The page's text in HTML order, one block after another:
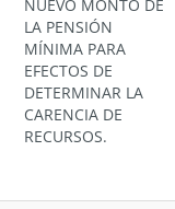
NUEVO MONTO DE
LA PENSIÓN
MÍNIMA PARA
EFECTOS DE
DETERMINAR LA
CARENCIA DE
RECURSOS.